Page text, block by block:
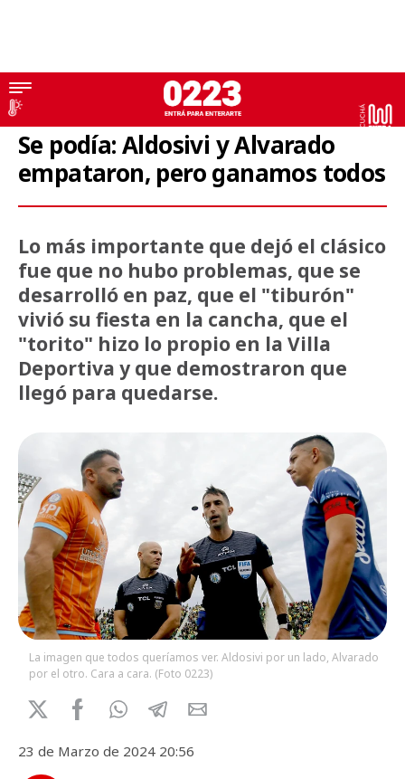
Primera Nacional
Se podía: Aldosivi y Alvarado
empataron, pero ganamos todos
Lo más importante que dejó el clásico
fue que no hubo problemas, que se
desarrolló en paz, que el "tiburón"
vivió su fiesta en la cancha, que el
"torito" hizo lo propio en la Villa
Deportiva y que demostraron que
llegó para quedarse.
La imagen que todos queríamos ver. Aldosivi por un lado, Alvarado
por el otro. Cara a cara. (Foto 0223)
23 de Marzo de 2024 20:56